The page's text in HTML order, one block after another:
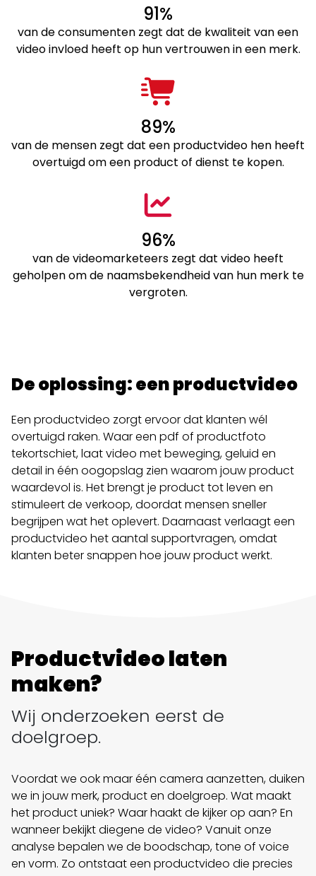
91%
van de consumenten zegt dat de kwaliteit van een
video invloed heeft op hun vertrouwen in een merk.
89%
van de mensen zegt dat een productvideo hen heeft
overtuigd om een product of dienst te kopen.
96%
van de videomarketeers zegt dat video heeft
geholpen om de naamsbekendheid van hun merk te
vergroten.
De oplossing: een productvideo
Een productvideo zorgt ervoor dat klanten wél
overtuigd raken. Waar een pdf of productfoto
tekortschiet, laat video met beweging, geluid en
detail in één oogopslag zien waarom jouw product
waardevol is. Het brengt je product tot leven en
stimuleert de verkoop, doordat mensen sneller
begrijpen wat het oplevert. Daarnaast verlaagt een
productvideo het aantal supportvragen, omdat
klanten beter snappen hoe jouw product werkt.
Productvideo laten
maken?
Wij onderzoeken eerst de
doelgroep.
Voordat we ook maar één camera aanzetten, duiken
we in jouw merk, product en doelgroep. Wat maakt
het product uniek? Waar haakt de kijker op aan? En
wanneer bekijkt diegene de video? Vanuit onze
analyse bepalen we de boodschap, tone of voice
en vorm. Zo ontstaat een productvideo die precies